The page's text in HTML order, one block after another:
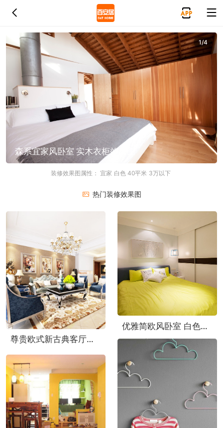
森系宜家风卧室 实木衣柜效果图
1/4
装修效果图属性：宜家 白色40平米 3万以下
热门装修效果图
尊贵欧式新古典客厅样板房欣赏
优雅简欧风卧室 白色床头柜效果图